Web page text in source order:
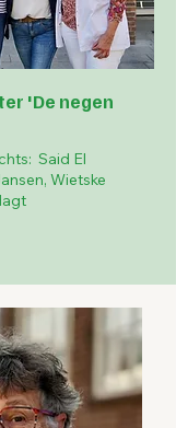
'De negen
Said El
Wietske